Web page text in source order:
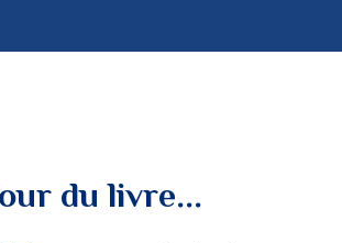
REJOINDRE
du livre...